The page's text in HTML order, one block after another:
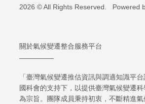
2026 © All Rights Reserved. Powered
關於氣候變遷整合服務平台
「臺灣氣候變遷推估資訊與調適知識平
國科會的支持下，以提供臺灣氣候變遷
為宗旨。團隊成員秉持初衷，不斷精進